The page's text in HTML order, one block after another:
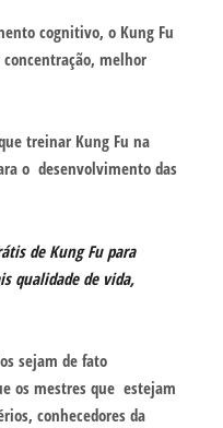
cognitivo, o Kung Fu
melhor
treinar Kung Fu na
o desenvolvimento das
de Kung Fu para
qualidade de vida,
sejam de fato
os mestres que estejam
conhecedores da